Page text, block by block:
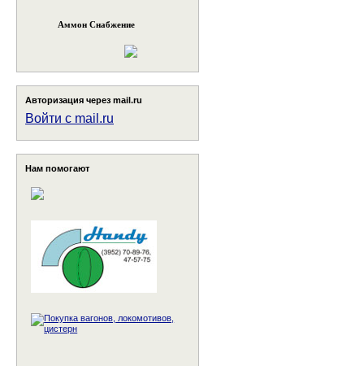
Аммон Снабжение
Авторизация через mail.ru
Войти с mail.ru
Нам помогают